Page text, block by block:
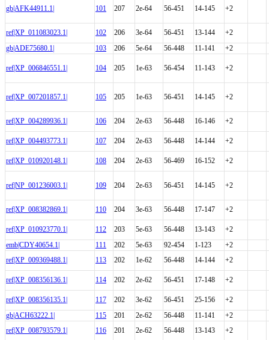
gb|AFK44911.1| 101 207 2e-64 56-451 14-145 +2
ref|XP_011083023.1| 102 206 3e-64 56-451 13-144
+2
gb|ADE75680.1|
103 206 5e-64 56-448 11-141 +2
ref|XP_006846551.1| 104 205 1e-63 56-454 11-143 +2
ref|XP_007201857.1| 105 205 1e-63 56-451 14-145 +2
ref|XP_004289936.1| 106 204 2e-63 56-448 16-146 +2
ref|XP_004493773.1| 107 204 2e-63 56-448 14-144 +2
ref|XP_010920148.1| 108 204 2e-63 56-469 16-152 +2
ref|NP_001236003.1| 109 204 2e-63 56-451 14-145 +2
ref|XP_008382869.1| 110 204 3e-63 56-448 17-147 +2
ref|XP_010923770.1| 112 203 5e-63 56-448 13-143
+2
emb|CDY40654.1|
111 202 5e-63 92-454 1-123
+2
ref|XP_009369488.1|
113 202 1e-62 56-448 14-144 +2
ref|XP_008356136.1| 114 202 2e-62 56-451 17-148 +2
ref|XP_008356135.1| 117 202 3e-62 56-451 25-156
+2
gb|ACH63222.1|
115 201 2e-62 56-448 11-141
+2
ref|XP_008793579.1|
116 201 2e-62 56-448 13-143 +2